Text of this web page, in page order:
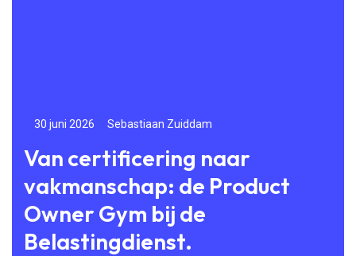
Van certificering naar
vakmanschap: de Product
Owner Gym bij de
Belastingdienst.
Sebastiaan Zuiddam
30 juni 2026